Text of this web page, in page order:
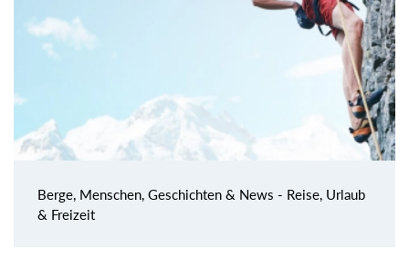
Berge, Menschen, Geschichten & News - Reise, Urlaub
& Freizeit